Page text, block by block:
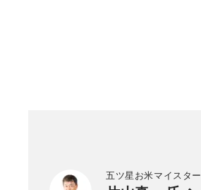
五ツ星お米マイスター